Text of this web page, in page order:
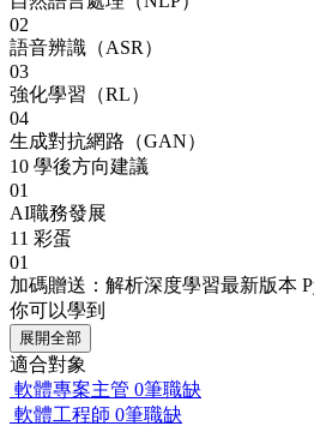
02
語音辨識（ASR）
03
強化學習（RL）
04
生成對抗網路（GAN）
10 學後方向建議
01
AI職務發展
11 彩蛋
01
加碼贈送：解析深度學習最新版本
你可以學到
展開全部
適合對象
軟體專案主管 0筆職缺
軟體工程師 0筆職缺